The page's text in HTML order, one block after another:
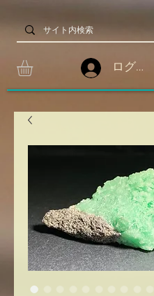
ログイン